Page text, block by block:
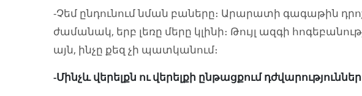
-Չեմ ընդունում նման բաները։ Արարատի գագաթին
ժամանակ, երբ լեռը մերը կլինի։ Թույլ ազգի
այն, ինչը քեզ չի պատկանում։
-Մինչև վերելքն ու վերելքի ընթացքում